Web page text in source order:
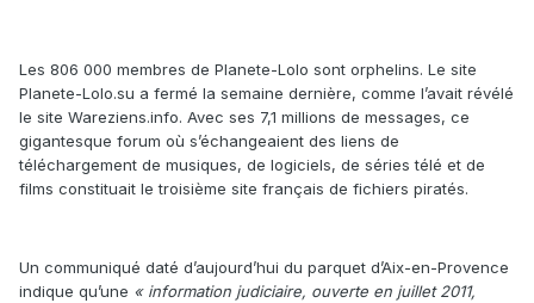
Les 806 000 membres de Planete-Lolo sont orphelins. Le site
Planete-Lolo.su a fermé la semaine dernière, comme l’avait révélé
le site Wareziens.info. Avec ses 7,1 millions de messages, ce
gigantesque forum où s’échangeaient des liens de
téléchargement de musiques, de logiciels, de séries télé et de
films constituait le troisième site français de fichiers piratés.
Un communiqué daté d’aujourd’hui du parquet d’Aix-en-Provence
indique qu’une « information judiciaire, ouverte en juillet 2011,